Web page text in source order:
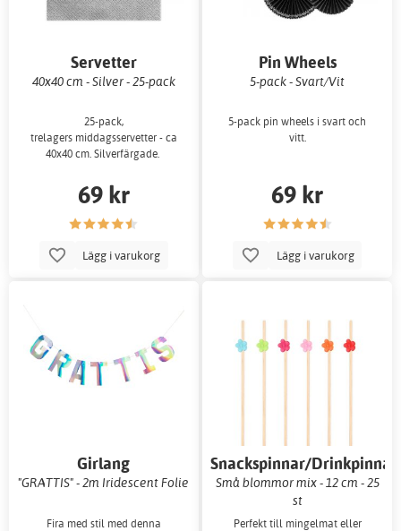
Servetter
40x40 cm - Silver - 25-pack
25-pack,
trelagers middagsservetter - ca
40x40 cm. Silverfärgade.
69 kr
Lägg i varukorg
Pin Wheels
5-pack - Svart/Vit
5-pack pin wheels i svart och
vitt.
69 kr
Lägg i varukorg
Girlang
"GRATTIS" - 2m Iridescent Folie
Fira med stil med denna
Snackspinnar/Drinkpinnar
Små blommor mix - 12 cm - 25
st
Perfekt till mingelmat eller